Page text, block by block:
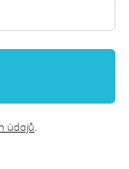
údajů.